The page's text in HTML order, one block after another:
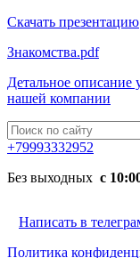
Скачать презентацию
Знакомства.pdf
Детальное описание
нашей компании
+79993332952
Без выходных с
Написать в
Политика